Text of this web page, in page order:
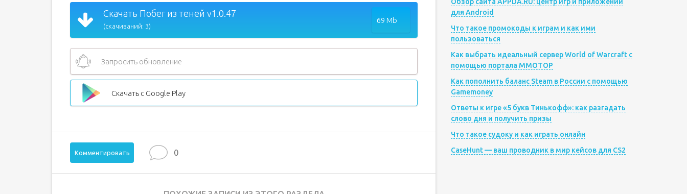
Скачать Побег из теней v1.0.47
(скачиваний: 3)
69 Mb
Запросить обновление
Скачать с Google Play
Комментировать 0
для Android
Что такое промокоды к играм и как ими
пользоваться
Как выбрать идеальный сервер World of Warcraft с
помощью портала MMOTOP
Как пополнить баланс Steam в России с помощью
Gamemoney
Ответы к игре «5 букв Тинькофф»: как разгадать
слово дня и получить призы
Что такое судоку и как играть онлайн
CaseHunt — ваш проводник в мир кейсов для CS2